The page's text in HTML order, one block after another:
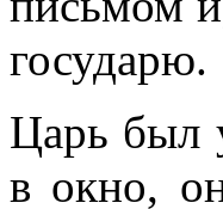
государю.
Царь был
в окно,